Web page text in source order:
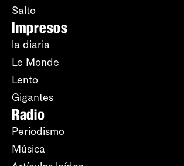
Salto
Impresos
la diaria
Le Monde
Lento
Gigantes
Radio
Periodismo
Música